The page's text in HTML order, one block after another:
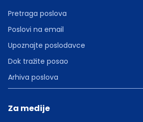
Pretraga poslova
Poslovi na email
Upoznajte poslodavce
Dok tražite posao
Arhiva poslova
Za medije